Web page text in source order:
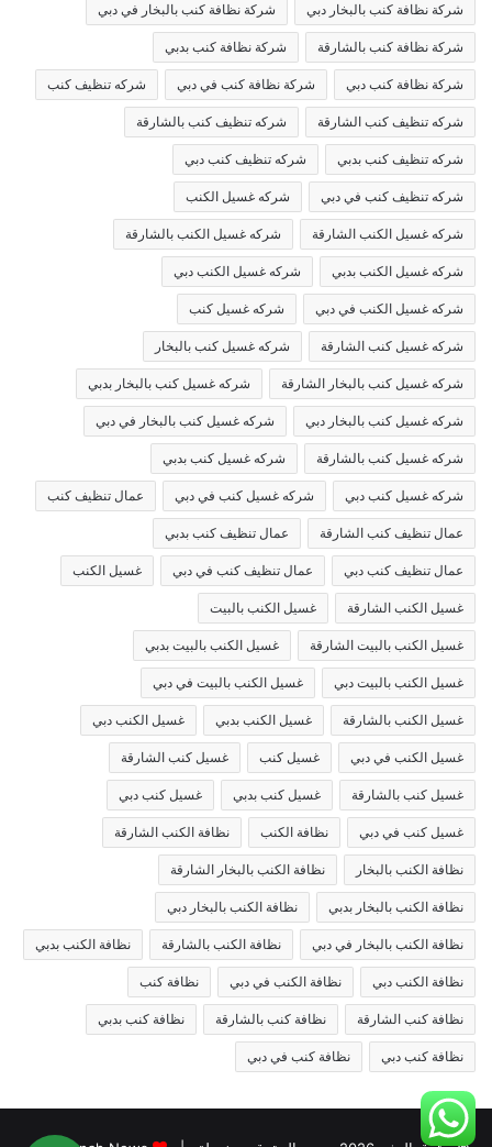
شركة نظافة كنب بالبخار دبي شركة نظافة كنب بالبخار في دبي
شركة نظافة كنب بالشارقة شركة نظافة كنب بدبي
شركة نظافة كنب دبي شركة نظافة كنب في دبي شركه تنظيف كنب
شركه تنظيف كنب الشارقة شركه تنظيف كنب بالشارقة
شركه تنظيف كنب بدبي شركه تنظيف كنب دبي
شركه تنظيف كنب في دبي شركه غسيل الكنب
شركه غسيل الكنب الشارقة شركه غسيل الكنب بالشارقة
شركه غسيل الكنب بدبي شركه غسيل الكنب دبي
شركه غسيل الكنب في دبي شركه غسيل كنب
شركه غسيل كنب الشارقة شركه غسيل كنب بالبخار
شركه غسيل كنب بالبخار الشارقة شركه غسيل كنب بالبخار بدبي
شركه غسيل كنب بالبخار دبي شركه غسيل كنب بالبخار في دبي
شركه غسيل كنب بالشارقة شركه غسيل كنب بدبي
شركه غسيل كنب دبي شركه غسيل كنب في دبي عمال تنظيف كنب
عمال تنظيف كنب الشارقة عمال تنظيف كنب بدبي
عمال تنظيف كنب دبي عمال تنظيف كنب في دبي غسيل الكنب
غسيل الكنب الشارقة غسيل الكنب بالبيت
غسيل الكنب بالبيت الشارقة غسيل الكنب بالبيت بدبي
غسيل الكنب بالبيت دبي غسيل الكنب بالبيت في دبي
غسيل الكنب بالشارقة غسيل الكنب بدبي غسيل الكنب دبي
غسيل الكنب في دبي غسيل كنب غسيل كنب الشارقة
غسيل كنب بالشارقة غسيل كنب بدبي غسيل كنب دبي
غسيل كنب في دبي نظافة الكنب نظافة الكنب الشارقة
نظافة الكنب بالبخار نظافة الكنب بالبخار الشارقة
نظافة الكنب بالبخار بدبي نظافة الكنب بالبخار دبي
نظافة الكنب بالبخار في دبي نظافة الكنب بالشارقة نظافة الكنب بدبي
نظافة الكنب دبي نظافة الكنب في دبي نظافة كنب
نظافة كنب الشارقة نظافة كنب بالشارقة نظافة كنب بدبي
نظافة كنب دبي نظافة كنب في دبي